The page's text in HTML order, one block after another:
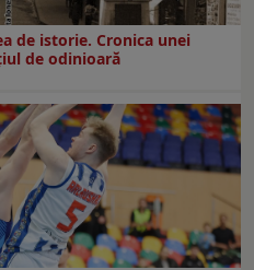
de istorie. Cronica unei
de odinioară